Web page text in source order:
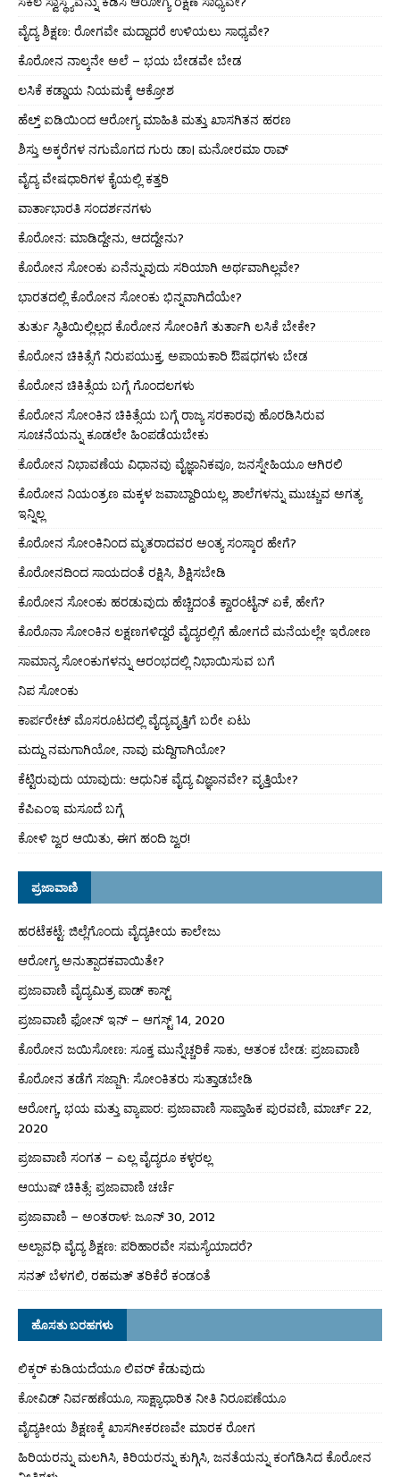
ವೈದ್ಯ ಶಿಕ್ಷಣ: ರೋಗವೇ ಮದ್ದಾದರೆ ಉಳಿಯಲು ಸಾಧ್ಯವೇ?
ಕೊರೋನ ನಾಲ್ಕನೇ ಅಲೆ – ಭಯ ಬೇಡವೇ ಬೇಡ
ಲಸಿಕೆ ಕಡ್ಡಾಯ ನಿಯಮಕ್ಕೆ ಆಕ್ರೋಶ
ಹೆಲ್ತ್ ಐಡಿಯಿಂದ ಆರೋಗ್ಯ ಮಾಹಿತಿ ಮತ್ತು ಖಾಸಗಿತನ ಹರಣ
ಶಿಸ್ತು ಅಕ್ಕರೆಗಳ ನಗುಮೊಗದ ಗುರು ಡಾ। ಮನೋರಮಾ ರಾವ್
ವೈದ್ಯ ವೇಷಧಾರಿಗಳ ಕೈಯಲ್ಲಿ ಕತ್ತರಿ
ವಾರ್ತಾಭಾರತಿ ಸಂದರ್ಶನಗಳು
ಕೊರೋನ: ಮಾಡಿದ್ದೇನು, ಆದದ್ದೇನು?
ಕೊರೋನ ಸೋಂಕು ಏನೆನ್ನುವುದು ಸರಿಯಾಗಿ ಅರ್ಥವಾಗಿಲ್ಲವೇ?
ಭಾರತದಲ್ಲಿ ಕೊರೋನ ಸೋಂಕು ಭಿನ್ನವಾಗಿದೆಯೇ?
ತುರ್ತು ಸ್ಥಿತಿಯಿಲ್ಲಿಲ್ಲದ ಕೊರೋನ ಸೋಂಕಿಗೆ ತುರ್ತಾಗಿ ಲಸಿಕೆ ಬೇಕೇ?
ಕೊರೋನ ಚಿಕಿತ್ಸೆಗೆ ನಿರುಪಯುಕ್ತ, ಅಪಾಯಕಾರಿ ಔಷಧಗಳು ಬೇಡ
ಕೊರೋನ ಚಿಕಿತ್ಸೆಯ ಬಗ್ಗೆ ಗೊಂದಲಗಳು
ಕೊರೋನ ಸೋಂಕಿನ ಚಿಕಿತ್ಸೆಯ ಬಗ್ಗೆ ರಾಜ್ಯ ಸರಕಾರವು ಹೊರಡಿಸಿರುವ
ಸೂಚನೆಯನ್ನು ಕೂಡಲೇ ಹಿಂಪಡೆಯಬೇಕು
ಕೊರೋನ ನಿಭಾವಣೆಯ ವಿಧಾನವು ವೈಜ್ಞಾನಿಕವೂ, ಜನಸ್ನೇಹಿಯೂ ಆಗಿರಲಿ
ಕೊರೋನ ನಿಯಂತ್ರಣ ಮಕ್ಕಳ ಜವಾಬ್ದಾರಿಯಲ್ಲ, ಶಾಲೆಗಳನ್ನು ಮುಚ್ಚುವ ಅಗತ್ಯ
ಇನ್ನಿಲ್ಲ
ಕೊರೋನ ಸೋಂಕಿನಿಂದ ಮೃತರಾದವರ ಅಂತ್ಯ ಸಂಸ್ಕಾರ ಹೇಗೆ?
ಕೊರೋನದಿಂದ ಸಾಯದಂತೆ ರಕ್ಷಿಸಿ, ಶಿಕ್ಷಿಸಬೇಡಿ
ಕೊರೋನ ಸೋಂಕು ಹರಡುವುದು ಹೆಚ್ಚಿದಂತೆ ಕ್ವಾರಂಟೈನ್ ಏಕೆ, ಹೇಗೆ?
ಕೊರೊನಾ ಸೋಂಕಿನ ಲಕ್ಷಣಗಳಿದ್ದರೆ ವೈದ್ಯರಲ್ಲಿಗೆ ಹೋಗದೆ ಮನೆಯಲ್ಲೇ ಇರೋಣ
ಸಾಮಾನ್ಯ ಸೋಂಕುಗಳನ್ನು ಆರಂಭದಲ್ಲಿ ನಿಭಾಯಿಸುವ ಬಗೆ
ನಿಪ ಸೋಂಕು
ಕಾರ್ಪರೇಟ್ ಮೊಸರೂಟದಲ್ಲಿ ವೈದ್ಯವೃತ್ತಿಗೆ ಬರೇ ಏಟು
ಮದ್ದು ನಮಗಾಗಿಯೋ, ನಾವು ಮದ್ದಿಗಾಗಿಯೋ?
ಕೆಟ್ಟಿರುವುದು ಯಾವುದು: ಆಧುನಿಕ ವೈದ್ಯ ವಿಜ್ಞಾನವೇ? ವೃತ್ತಿಯೇ?
ಕೆಪಿಎಂಇ ಮಸೂದೆ ಬಗ್ಗೆ
ಕೋಳಿ ಜ್ವರ ಆಯಿತು, ಈಗ ಹಂದಿ ಜ್ವರ!
ಪ್ರಜಾವಾಣಿ
ಹರಟೆಕಟ್ಟೆ: ಜಿಲ್ಲೆಗೊಂದು ವೈದ್ಯಕೀಯ ಕಾಲೇಜು
ಆರೋಗ್ಯ ಅನುತ್ಪಾದಕವಾಯಿತೇ?
ಪ್ರಜಾವಾಣಿ ವೈದ್ಯಮಿತ್ರ ಪಾಡ್ ಕಾಸ್ಟ್
ಪ್ರಜಾವಾಣಿ ಫೋನ್ ಇನ್ – ಆಗಸ್ಟ್ 14, 2020
ಕೊರೋನ ಜಯಿಸೋಣ: ಸೂಕ್ತ ಮುನ್ನೆಚ್ಚರಿಕೆ ಸಾಕು, ಆತಂಕ ಬೇಡ: ಪ್ರಜಾವಾಣಿ
ಕೊರೋನ ತಡೆಗೆ ಸಜ್ಜಾಗಿ: ಸೋಂಕಿತರು ಸುತ್ತಾಡಬೇಡಿ
ಆರೋಗ್ಯ, ಭಯ ಮತ್ತು ವ್ಯಾಪಾರ: ಪ್ರಜಾವಾಣಿ ಸಾಪ್ತಾಹಿಕ ಪುರವಣಿ, ಮಾರ್ಚ್ 22,
2020
ಪ್ರಜಾವಾಣಿ ಸಂಗತ – ಎಲ್ಲ ವೈದ್ಯರೂ ಕಳ್ಳರಲ್ಲ
ಆಯುಷ್ ಚಿಕಿತ್ಸೆ: ಪ್ರಜಾವಾಣಿ ಚರ್ಚೆ
ಪ್ರಜಾವಾಣಿ – ಅಂತರಾಳ: ಜೂನ್ 30, 2012
ಅಲ್ಪಾವಧಿ ವೈದ್ಯ ಶಿಕ್ಷಣ: ಪರಿಹಾರವೇ ಸಮಸ್ಯೆಯಾದರೆ?
ಸನತ್ ಬೆಳಗಲಿ, ರಹಮತ್ ತರಿಕೆರೆ ಕಂಡಂತೆ
ಹೊಸತು ಬರಹಗಳು
ಲಿಕ್ಕರ್ ಕುಡಿಯದೆಯೂ ಲಿವರ್ ಕೆಡುವುದು
ಕೋವಿಡ್ ನಿರ್ವಹಣೆಯೂ, ಸಾಕ್ಷ್ಯಾಧಾರಿತ ನೀತಿ ನಿರೂಪಣೆಯೂ
ವೈದ್ಯಕೀಯ ಶಿಕ್ಷಣಕ್ಕೆ ಖಾಸಗೀಕರಣವೇ ಮಾರಕ ರೋಗ
ಹಿರಿಯರನ್ನು ಮಲಗಿಸಿ, ಕಿರಿಯರನ್ನು ಕುಗ್ಗಿಸಿ, ಜನತೆಯನ್ನು ಕಂಗೆಡಿಸಿದ ಕೊರೋನ